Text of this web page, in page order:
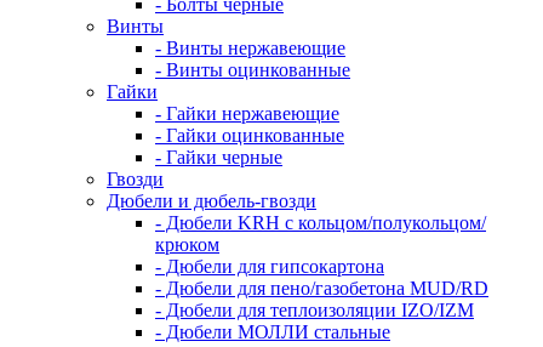
- Болты черные
Винты
- Винты нержавеющие
- Винты оцинкованные
Гайки
- Гайки нержавеющие
- Гайки оцинкованные
- Гайки черные
Гвозди
Дюбели и дюбель-гвозди
- Дюбели KRH с кольцом/полукольцом/
крюком
- Дюбели для гипсокартона
- Дюбели для пено/газобетона MUD/RD
- Дюбели для теплоизоляции IZO/IZM
- Дюбели МОЛЛИ стальные